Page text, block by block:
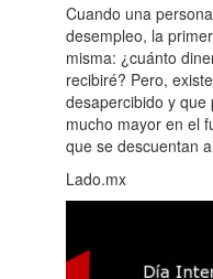
Cuando una
desempleo, la
misma: ¿cuánto
recibiré? Pero,
desapercibido y
mucho mayor en el
que se descuentan
Lado.mx